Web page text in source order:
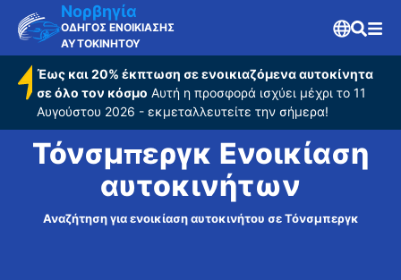
Νορβηγία
ΟΔΗΓΟΣ ΕΝΟΙΚΙΑΣΗΣ
ΑΥΤΟΚΙΝΗΤΟΥ
Έως και 20% έκπτωση σε ενοικιαζόμενα αυτοκίνητα
σε όλο τον κόσμο Αυτή η προσφορά ισχύει μέχρι το 11
Αυγούστου 2026 - εκμεταλλευτείτε την σήμερα!
Τόνσμπεργκ Ενοικίαση
αυτοκινήτων
Αναζήτηση για ενοικίαση αυτοκινήτου σε Τόνσμπεργκ